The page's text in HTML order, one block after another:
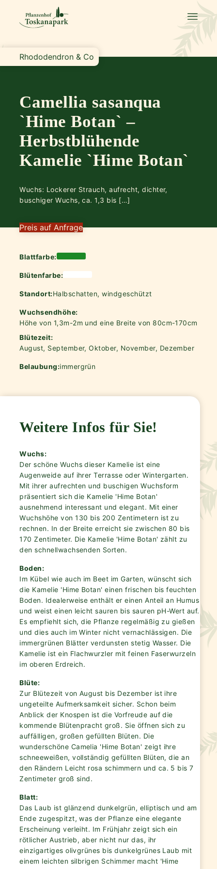
Rhododendron & Co
Camellia sasanqua
`Hime Botan` –
Herbstblühende
Kamelie `Hime Botan`
Wuchs: Lockerer Strauch, aufrecht, dichter,
buschiger Wuchs, ca. 1,3 bis […]
Preis auf Anfrage
Blattfarbe:
Blütenfarbe:
Standort:Halbschatten, windgeschützt
Wuchsendhöhe:
Höhe von 1,3m-2m und eine Breite von 80cm-170cm
Blütezeit:
August, September, Oktober, November, Dezember
Belaubung:immergrün
Weitere Infos für Sie!
Wuchs:
Der schöne Wuchs dieser Kamelie ist eine
Augenweide auf ihrer Terrasse oder Wintergarten.
Mit ihrer aufrechten und buschigen Wuchsform
präsentiert sich die Kamelie 'Hime Botan'
ausnehmend interessant und elegant. Mit einer
Wuchshöhe von 130 bis 200 Zentimetern ist zu
rechnen. In der Breite erreicht sie zwischen 80 bis
170 Zentimeter. Die Kamelie 'Hime Botan' zählt zu
den schnellwachsenden Sorten.
Boden:
Im Kübel wie auch im Beet im Garten, wünscht sich
die Kamelie 'Hime Botan' einen frischen bis feuchten
Boden. Idealerweise enthält er einen Anteil an Humus
und weist einen leicht sauren bis sauren pH-Wert auf.
Es empfiehlt sich, die Pflanze regelmäßig zu gießen
und dies auch im Winter nicht vernachlässigen. Die
immergrünen Blätter verdunsten stetig Wasser. Die
Kamelie ist ein Flachwurzler mit feinen Faserwurzeln
im oberen Erdreich.
Blüte:
Zur Blütezeit von August bis Dezember ist ihre
ungeteilte Aufmerksamkeit sicher. Schon beim
Anblick der Knospen ist die Vorfreude auf die
kommende Blütenpracht groß. Sie öffnen sich zu
auffälligen, großen gefüllten Blüten. Die
wunderschöne Camelia 'Hime Botan' zeigt ihre
schneeweißen, vollständig gefüllten Blüten, die an
den Rändern Leicht rosa schimmern und ca. 5 bis 7
Zentimeter groß sind.
Blatt:
Das Laub ist glänzend dunkelgrün, elliptisch und am
Ende zugespitzt, was der Pflanze eine elegante
Erscheinung verleiht. Im Frühjahr zeigt sich ein
rötlicher Austrieb, aber nicht nur das, ihr
einzigartiges olivgrünes bis dunkelgrünes Laub mit
einem leichten silbrigen Schimmer macht 'Hime